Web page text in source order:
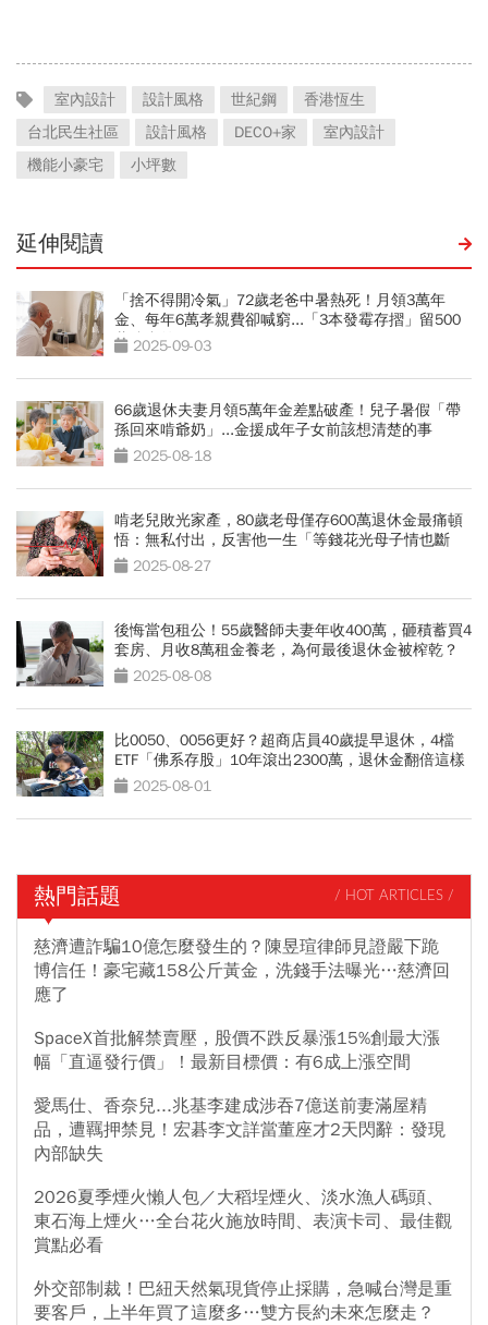
室內設計 設計風格 世紀鋼
香港恆生
台北民生社區
設計風格 DECO+家
室內設計
機能小豪宅
小坪數
延伸閱讀
「捨不得開冷氣」72歲老爸中暑熱死！月領3萬年
金、每年6萬孝親費卻喊窮...「3本發霉存摺」留500
萬遺產啟示
2025-09-03
66歲退休夫妻月領5萬年金差點破產！兒子暑假「帶
孫回來啃爺奶」...金援成年子女前該想清楚的事
2025-08-18
啃老兒敗光家產，80歲老母僅存600萬退休金最痛頓
悟：無私付出，反害他一生「等錢花光母子情也斷
了」2025-08-27
後悔當包租公！55歲醫師夫妻年收400萬，砸積蓄買4
套房、月收8萬租金養老，為何最後退休金被榨乾？
2025-08-08
比0050、0056更好？超商店員40歲提早退休，4檔
ETF「佛系存股」10年滾出2300萬，退休金翻倍這樣
買 2025-08-01
熱門話題 / HOT ARTICLES /
慈濟遭詐騙10億怎麼發生的？陳昱瑄律師見證嚴下跪
博信任！豪宅藏158公斤黃金，洗錢手法曝光…慈濟回
應了
SpaceX首批解禁賣壓，股價不跌反暴漲15%創最大漲
幅「直逼發行價」！最新目標價：有6成上漲空間
愛馬仕、香奈兒...兆基李建成涉吞7億送前妻滿屋精
品，遭羈押禁見！宏碁李文詳當董座才2天閃辭：發現
內部缺失
2026夏季煙火懶人包／大稻埕煙火、淡水漁人碼頭、
東石海上煙火…全台花火施放時間、表演卡司、最佳觀
賞點必看
外交部制裁！巴紐天然氣現貨停止採購，急喊台灣是重
要客戶，上半年買了這麼多…雙方長約未來怎麼走？